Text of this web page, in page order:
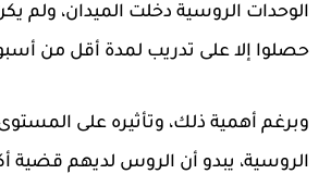
الوحدات الروسية دخلت الميدان، ولم
حصلوا إلا على تدريب لمدة أقل من
وبرغم أهمية ذلك، وتأثيره على المستوى
الروسية، يبدو أن الروس لديهم قضية